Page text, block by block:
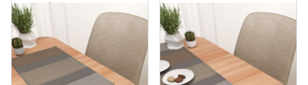
platingrau 40352
40353